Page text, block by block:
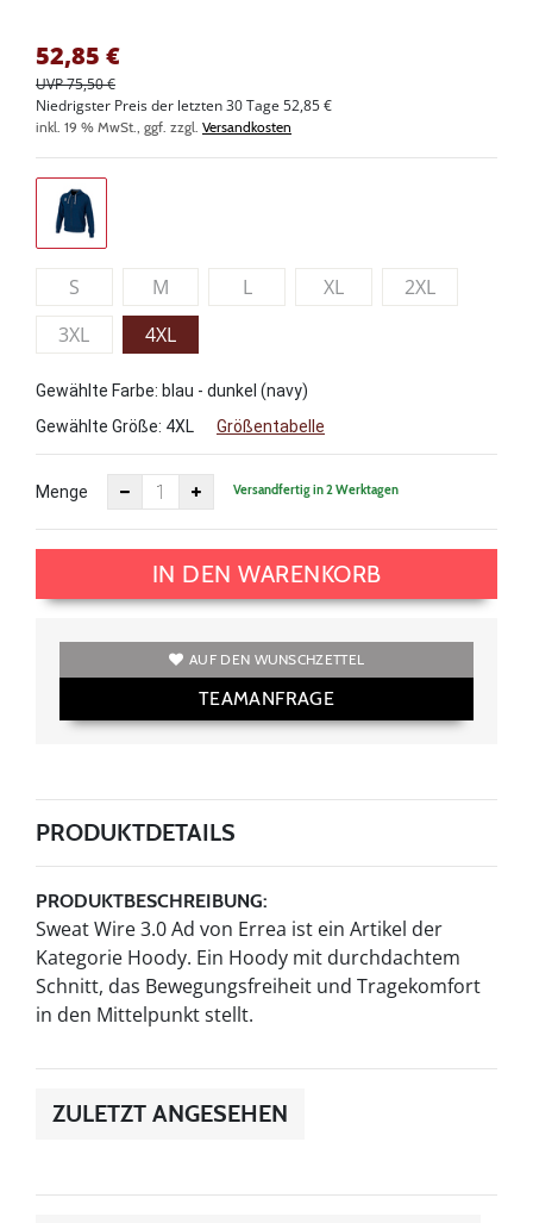
52,85 €
UVP 75,50 €
Niedrigster Preis der letzten 30 Tage 52,85 €
inkl. 19 % MwSt., ggf. zzgl. Versandkosten
S M L XL
2XL
3XL
4XL
Gewählte Farbe: blau - dunkel (navy)
Gewählte Größe: 4XL Größentabelle
Menge Versandfertig in 2 Werktagen
IN DEN WARENKORB
AUF DEN WUNSCHZETTEL
TEAMANFRAGE
PRODUKTDETAILS
PRODUKTBESCHREIBUNG:
Sweat Wire 3.0 Ad von Errea ist ein Artikel der
Kategorie Hoody. Ein Hoody mit durchdachtem
Schnitt, das Bewegungsfreiheit und Tragekomfort
in den Mittelpunkt stellt.
ZULETZT ANGESEHEN